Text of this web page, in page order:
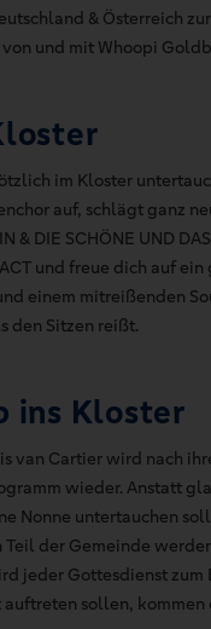
& Österreich
und mit Whoopi
im Kloster
auf, schlägt ganz
& DIE SCHÖNE UND
und freue dich auf
einem mitreißenden
den Sitzen reißt.
ins Kloster
van Cartier wird nach
wieder. Anstatt
Nonne untertauchen
der Gemeinde
jeder Gottesdienst
sollen,